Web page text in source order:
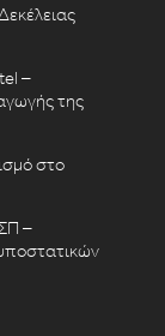
–
της
στο
–